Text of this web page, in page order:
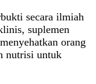
secara ilmiah
suplemen
orang
nutrisi untuk